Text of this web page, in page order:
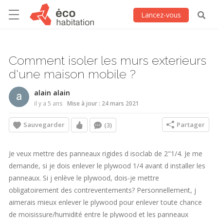
Lancez-vous
Comment isoler les murs exterieurs
d'une maison mobile ?
alain alain
il y a 5 ans Mise à jour : 24 mars 2021
Sauvegarder (3) Partager
Je veux mettre des panneaux rigides d isoclab de 2"1/4. Je me
demande, si je dois enlever le plywood 1/4 avant d installer les
panneaux. Si j enlève le plywood, dois-je mettre
obligatoirement des contreventements? Personnellement, j
aimerais mieux enlever le plywood pour enlever toute chance
de moisissure/humidité entre le plywood et les panneaux